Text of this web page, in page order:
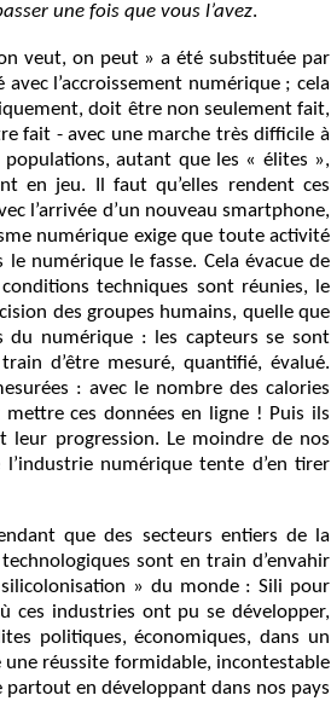
une fois que vous l’avez.
veut, on peut » a été substituée par
l’accroissement numérique ; cela
doit être non seulement fait,
fait - avec une marche très difficile à
autant que les « élites »,
en jeu. Il faut qu’elles rendent ces
l’arrivée d’un nouveau smartphone,
numérique exige que toute activité
numérique le fasse. Cela évacue de
techniques sont réunies, le
des groupes humains, quelle que
du numérique : les capteurs se sont
d’être mesuré, quantifié, évalué.
: avec le nombre des calories
ces données en ligne ! Puis ils
leur progression. Le moindre de nos
numérique tente d’en tirer
que des secteurs entiers de la
sont en train d’envahir
» du monde : Sili pour
ces industries ont pu se développer,
politiques, économiques, dans un
réussite formidable, incontestable
partout en développant dans nos pays